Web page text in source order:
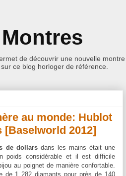
de découvrir une nouvelle
ce blog horloger de référence.
au monde: Hublot
2012]
de dollarsdans les mains était une
poids considérable et il est difficile
au poignet de manière confortable.
1 282 diamants pour près de 140